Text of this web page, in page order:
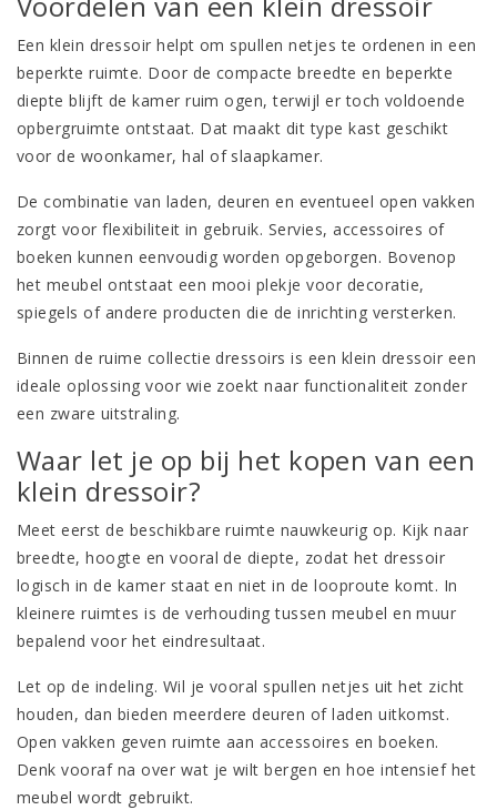
Een klein dressoir helpt om spullen netjes te ordenen in een
beperkte ruimte. Door de compacte breedte en beperkte
diepte blijft de kamer ruim ogen, terwijl er toch voldoende
opbergruimte ontstaat. Dat maakt dit type kast geschikt
voor de woonkamer, hal of slaapkamer.
De combinatie van laden, deuren en eventueel open vakken
zorgt voor flexibiliteit in gebruik. Servies, accessoires of
boeken kunnen eenvoudig worden opgeborgen. Bovenop
het meubel ontstaat een mooi plekje voor decoratie,
spiegels of andere producten die de inrichting versterken.
Binnen de ruime collectie dressoirs is een klein dressoir een
ideale oplossing voor wie zoekt naar functionaliteit zonder
een zware uitstraling.
Waar let je op bij het kopen van een
klein dressoir?
Meet eerst de beschikbare ruimte nauwkeurig op. Kijk naar
breedte, hoogte en vooral de diepte, zodat het dressoir
logisch in de kamer staat en niet in de looproute komt. In
kleinere ruimtes is de verhouding tussen meubel en muur
bepalend voor het eindresultaat.
Let op de indeling. Wil je vooral spullen netjes uit het zicht
houden, dan bieden meerdere deuren of laden uitkomst.
Open vakken geven ruimte aan accessoires en boeken.
Denk vooraf na over wat je wilt bergen en hoe intensief het
meubel wordt gebruikt.